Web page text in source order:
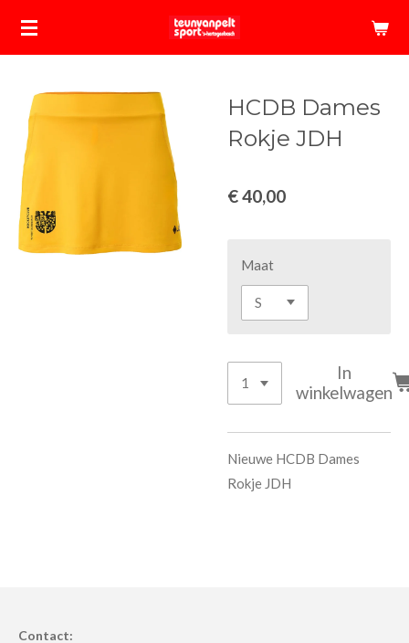
Ga
hoofdinhoud
HCDB Dames
Rokje JDH
€ 40,00
Maat
In
winkelwagen
Nieuwe HCDB Dames
Rokje JDH
Contact: